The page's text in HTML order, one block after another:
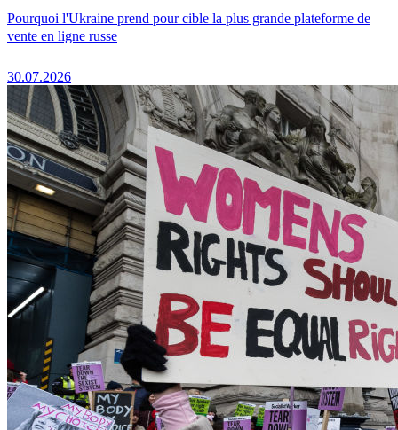
Pourquoi l'Ukraine prend pour cible la plus grande plateforme de
vente en ligne russe
30.07.2026